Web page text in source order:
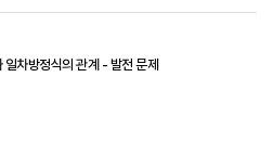
차방정식의 관계 - 발전 문제